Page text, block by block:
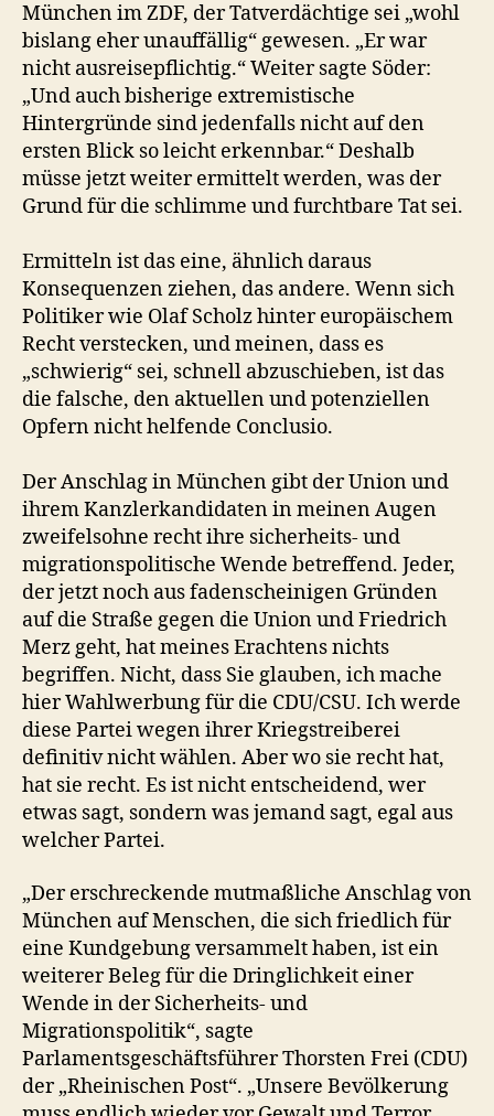
München im ZDF, der Tatverdächtige sei „wohl
bislang eher unauffällig“ gewesen. „Er war
nicht ausreisepflichtig.“ Weiter sagte Söder:
„Und auch bisherige extremistische
Hintergründe sind jedenfalls nicht auf den
ersten Blick so leicht erkennbar.“ Deshalb
müsse jetzt weiter ermittelt werden, was der
Grund für die schlimme und furchtbare Tat sei.
Ermitteln ist das eine, ähnlich daraus
Konsequenzen ziehen, das andere. Wenn sich
Politiker wie Olaf Scholz hinter europäischem
Recht verstecken, und meinen, dass es
„schwierig“ sei, schnell abzuschieben, ist das
die falsche, den aktuellen und potenziellen
Opfern nicht helfende Conclusio.
Der Anschlag in München gibt der Union und
ihrem Kanzlerkandidaten in meinen Augen
zweifelsohne recht ihre sicherheits- und
migrationspolitische Wende betreffend. Jeder,
der jetzt noch aus fadenscheinigen Gründen
auf die Straße gegen die Union und Friedrich
Merz geht, hat meines Erachtens nichts
begriffen. Nicht, dass Sie glauben, ich mache
hier Wahlwerbung für die CDU/CSU. Ich werde
diese Partei wegen ihrer Kriegstreiberei
definitiv nicht wählen. Aber wo sie recht hat,
hat sie recht. Es ist nicht entscheidend, wer
etwas sagt, sondern was jemand sagt, egal aus
welcher Partei.
„Der erschreckende mutmaßliche Anschlag von
München auf Menschen, die sich friedlich für
eine Kundgebung versammelt haben, ist ein
weiterer Beleg für die Dringlichkeit einer
Wende in der Sicherheits- und
Migrationspolitik“, sagte
Parlamentsgeschäftsführer Thorsten Frei (CDU)
der „Rheinischen Post“. „Unsere Bevölkerung